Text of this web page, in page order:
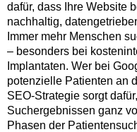
dafür, dass Ihre Website
nachhaltig,
Immer mehr Menschen
– besonders bei
Implantaten. Wer bei
potenzielle Patienten an
SEO-Strategie sorgt
Suchergebnissen ganz
Phasen der